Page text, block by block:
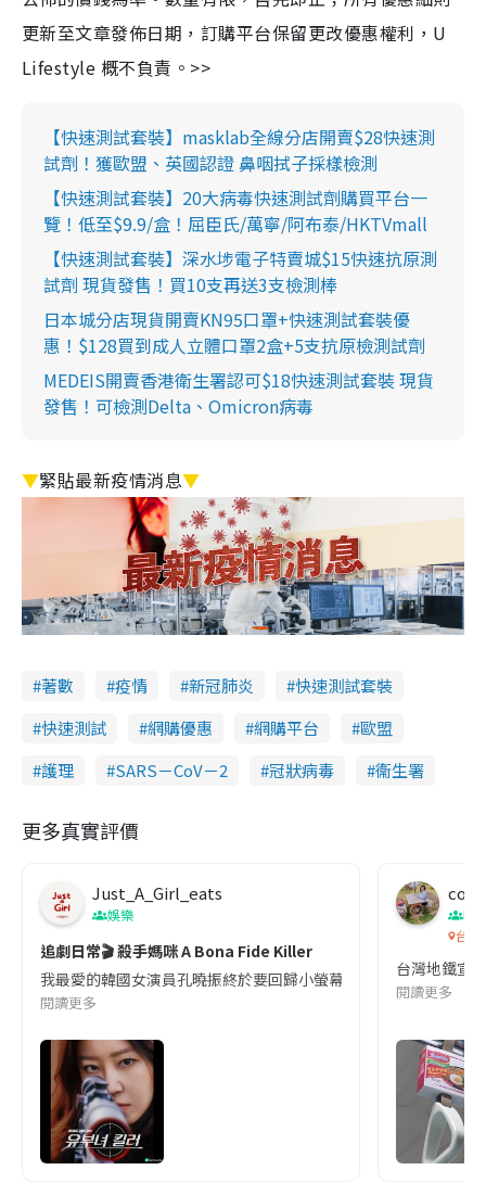
更新至文章發佈日期，訂購平台保留更改優惠權利，U
Lifestyle 概不負責。>>
【快速測試套裝】masklab全線分店開賣$28快速測
試劑！獲歐盟、英國認證 鼻咽拭子採樣檢測
【快速測試套裝】20大病毒快速測試劑購買平台一
覽！低至$9.9/盒！屈臣氏/萬寧/阿布泰/HKTVmall
【快速測試套裝】深水埗電子特賣城$15快速抗原測
試劑 現貨發售！買10支再送3支檢測棒
日本城分店現貨開賣KN95口罩+快速測試套裝優
惠！$128買到成人立體口罩2盒+5支抗原檢測試劑
MEDEIS開賣香港衛生署認可$18快速測試套裝 現貨
發售！可檢測Delta、Omicron病毒
▼緊貼最新疫情消息▼
著數 疫情 新冠肺炎
快速測試套裝
快速測試
網購優惠 網購平台
歐盟
護理
SARS－CoV－2 冠狀病毒 衞生署
更多真實評價
Just_A_Girl_eats
娛樂
追劇日常🎬 殺手媽咪 A Bona Fide Killer
我最愛的韓國女演員孔曉振終於要回歸小螢幕啦!這次的劇本改編
閱讀更多
co
吹
台灣
台灣地鐵宣
閱讀更多